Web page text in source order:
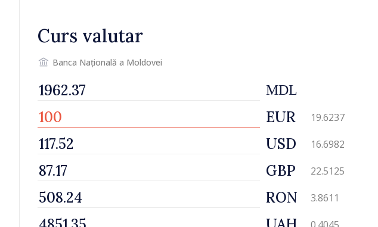
Curs valutar
Banca Națională a Moldovei
MDL
EUR 19.6237
USD 16.6982
GBP 22.5125
RON 3.8611
0.4045